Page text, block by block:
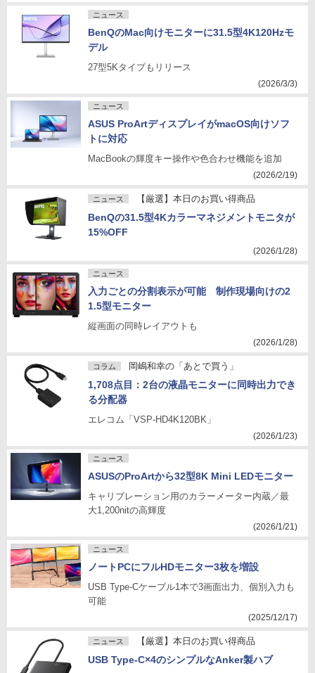
ニュース
BenQのMac向けモニターに31.5型4K120Hzモ
デル
27型5Kタイプもリリース
(2026/3/3)
ニュース
ASUS ProArtディスプレイがmacOS向けソフ
トに対応
MacBookの輝度キー操作や色合わせ機能を追加
(2026/2/19)
ニュース 【厳選】本日のお買い得商品
BenQの31.5型4Kカラーマネジメントモニタが
15%OFF
(2026/1/28)
ニュース
入力ごとの分割表示が可能 制作現場向けの2
1.5型モニター
縦画面の同時レイアウトも
(2026/1/28)
コラム 岡嶋和幸の「あとで買う」
1,708点目：2台の液晶モニターに同時出力でき
る分配器
エレコム「VSP-HD4K120BK」
(2026/1/23)
ニュース
ASUSのProArtから32型8K Mini LEDモニター
キャリブレーション用のカラーメーター内蔵／最
大1,200nitの高輝度
(2026/1/21)
ニュース
ノートPCにフルHDモニター3枚を増設
USB Type-Cケーブル1本で3画面出力、個別入力も
可能
(2025/12/17)
ニュース 【厳選】本日のお買い得商品
USB Type-C×4のシンプルなAnker製ハブ